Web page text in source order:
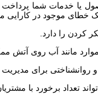
یا خدمات شما
خطای موجود در کارایی
کردن را دارد.
مانند آب روی آتش
روانشناختی برای
تعداد برخورد با